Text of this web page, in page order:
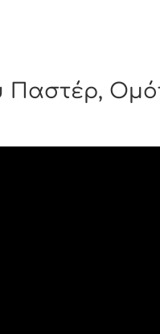
Παστέρ,